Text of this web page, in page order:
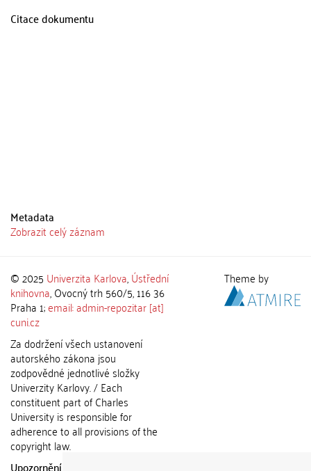
Citace dokumentu
Metadata
Zobrazit celý záznam
© 2025 Univerzita Karlova,Ústřední
knihovna, Ovocný trh 560/5, 116 36
Praha 1;email: admin-repozitar [at]
cuni.cz
Za dodržení všech ustanovení
autorského zákona jsou
zodpovědné jednotlivé složky
Univerzity Karlovy. / Each
constituent part of Charles
University is responsible for
adherence to all provisions of the
copyright law.
Upozornění / Notice:
Theme by